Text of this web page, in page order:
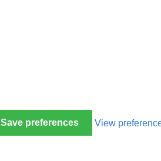
Save preferences View